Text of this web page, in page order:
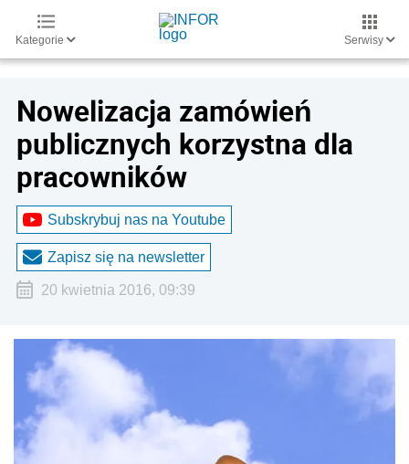
Kategorie Serwisy
Nowelizacja zamówień
publicznych korzystna dla
pracowników
Subskrybuj nas na Youtube
Zapisz się na newsletter
20 kwietnia 2016, 09:39